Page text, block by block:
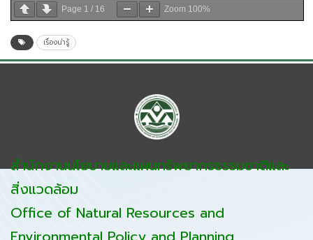
Page 1 / 16 Zoom 100%
เรื่องน่ารู้
สำนักงานนโยบายและแผนทรัพยากรธรรมชาติและ
สิ่งแวดล้อม
Office of Natural Resources and